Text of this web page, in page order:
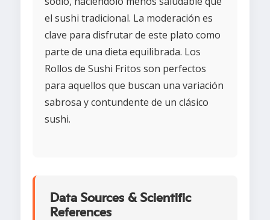
el sushi tradicional. La moderación es
clave para disfrutar de este plato como
parte de una dieta equilibrada. Los
Rollos de Sushi Fritos son perfectos
para aquellos que buscan una variación
sabrosa y contundente de un clásico
sushi.
Data Sources & Scientific
References